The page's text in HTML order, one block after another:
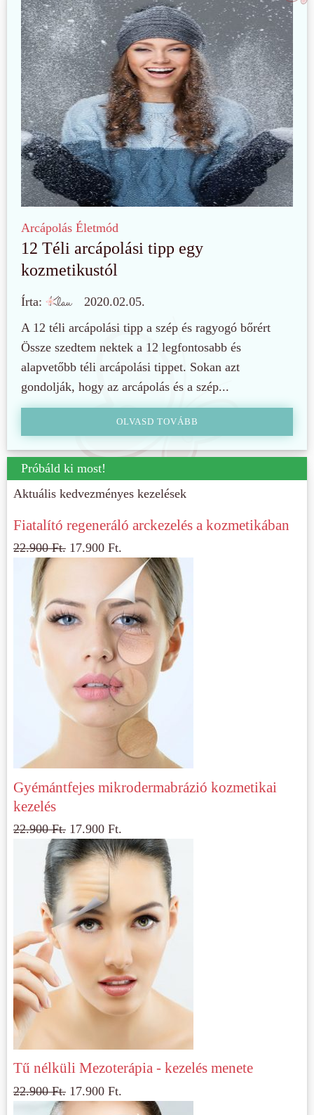
Arcápolás Életmód
12 Téli arcápolási tipp egy
kozmetikustól
Írta:
2020.02.05.
A 12 téli arcápolási tipp a szép és ragyogó bőrért
Össze szedtem nektek a 12 legfontosabb és
alapvetőbb téli arcápolási tippet. Sokan azt
gondolják, hogy az arcápolás és a szép...
OLVASD TOVÁBB
Próbáld ki most!
Aktuális kedvezményes kezelések
Fiatalító regeneráló arckezelés a kozmetikában
22.900Ft. 17.900Ft.
Gyémántfejes mikrodermabrázió kozmetikai
kezelés
22.900Ft. 17.900Ft.
Tű nélküli Mezoterápia - kezelés menete
22.900Ft. 17.900Ft.